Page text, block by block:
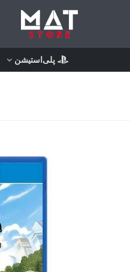
پلی‌استیشن